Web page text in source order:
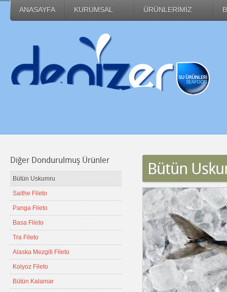
ANASAYFA KURUMSAL ÜRÜNLERİMİZ
Diğer Dondurulmuş Ürünler
Bütün Uskumru
Saithe Fileto
Panga Fileto
Basa Fileto
Tra Fileto
Alaska Mezgiti Fileto
Kolyoz Fileto
Bütün Kalamar
Bütün